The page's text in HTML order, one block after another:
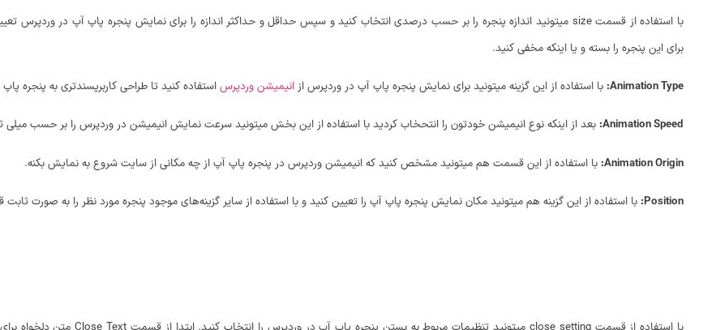
برای این پنجره را بسته و یا اینکه مخفی کنید.
Animation Type: با استفاده از این گزینه میتونید برای نمایش پنجره پاپ آپ در وردپرس از انیمیشن وردپرس استفاده کنید تا طراحی کاربرپسندتری به پنجره
Animation Speed: بعد از اینکه نوع انیمیشن خودتون را انتحخاب کردید با استفاده از این بخش میتونید سرعت نمایش انیمیشن در وردپرس را بر حسب
Animation Origin: با استفاده از این قسمت هم میتونید مشخص کنید که انیمیشن وردپرس در پنجره پاپ آپ از چه مکانی از سایت شروع به نمایش بکنه.
Position: با استفاده از این گزینه هم میتونید مکان نمایش پنجره پاپ آپ را تعیین کنید و با استفاده از سایر گزینه‌های موجود پنجره مورد نظر را به صورت ثابت